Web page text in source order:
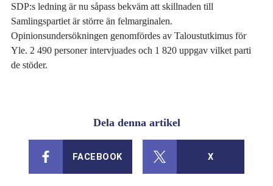
SDP:s ledning är nu såpass bekväm att skillnaden till
Samlingspartiet är större än felmarginalen.
Opinionsundersökningen genomfördes av Taloustutkimus för
Yle. 2 490 personer intervjuades och 1 820 uppgav vilket parti
de stöder.
Dela denna artikel
FACEBOOK X